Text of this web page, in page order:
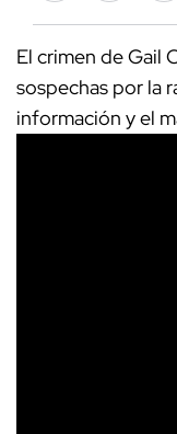
El crimen de Gail
sospechas por la
información y el